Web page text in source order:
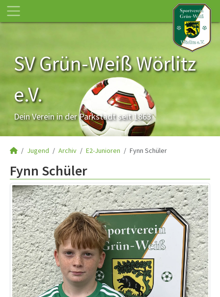
SV Grün-Weiß Wörlitz
e.V.
Dein Verein in der Parkstadt seit 1863
Jugend Archiv E2-Junioren Fynn Schüler
Fynn Schüler